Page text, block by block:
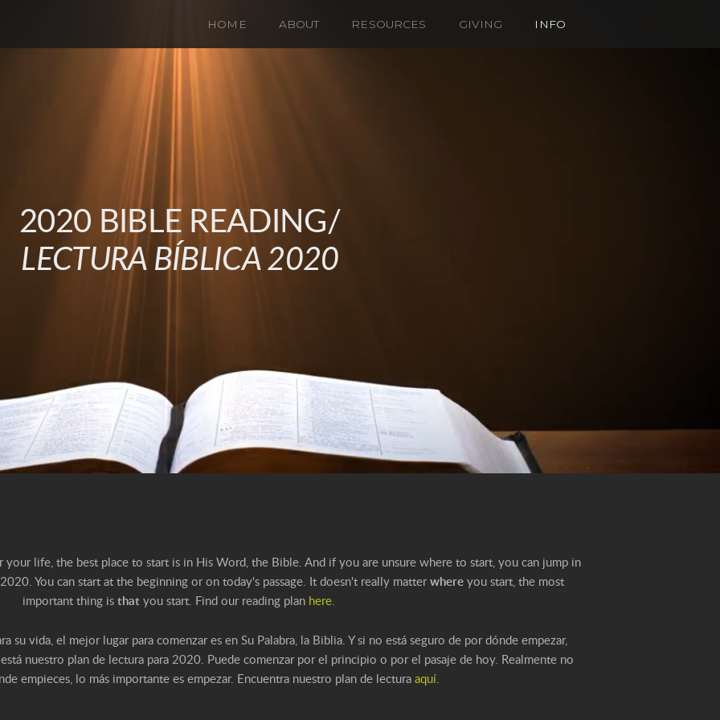
HOME ABOUT RESOURCES GIVING INFO
2020 BIBLE READING/
LECTURA BÍBLICA 2020
life, the best place to start is in His Word, the Bible. And if you are unsure where to start, you can jump in
You can start at the beginning or on today's passage. It doesn't really matter where you start, the most
important thing is that you start. Find our reading plan here.
su vida, el mejor lugar para comenzar es en Su Palabra, la Biblia. Y si no está seguro de por dónde empezar,
nuestro plan de lectura para 2020. Puede comenzar por el principio o por el pasaje de hoy. Realmente no
empieces, lo más importante es empezar. Encuentra nuestro plan de lectura aquí.